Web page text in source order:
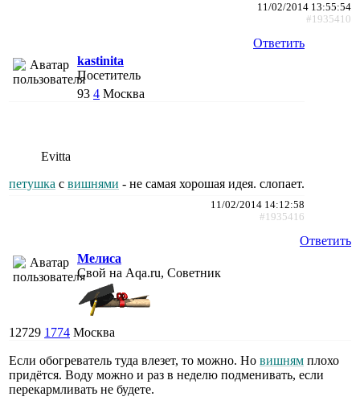
11/02/2014 13:55:54
#1935410
Ответить
kastinita
Посетитель
93 4 Москва
Evitta
петушка с вишнями - не самая хорошая идея. слопает.
11/02/2014 14:12:58
#1935416
Ответить
Мелиса
Свой на Aqa.ru, Советник
12729 1774 Москва
Если обогреватель туда влезет, то можно. Но вишням плохо
придётся. Воду можно и раз в неделю подменивать, если
перекармливать не будете.